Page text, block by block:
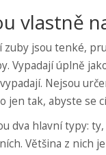
vlastně
zuby jsou tenké,
Vypadají úplně
Nejsou
jen tak, abyste se
dva hlavní typy:
Většina z nich